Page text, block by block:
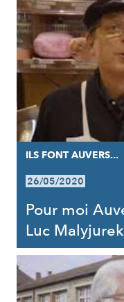
ILS FONT AUVERS...
26/05/2020
Pour moi
Luc Malyjurek